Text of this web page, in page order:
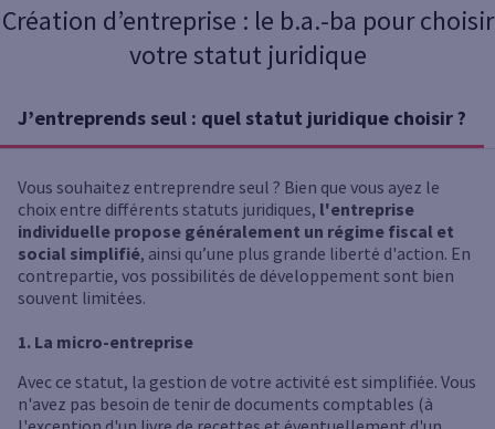
Création d’entreprise : le b.a.-ba pour choisir
votre statut juridique
J’entreprends seul : quel statut juridique choisir ?
Vous souhaitez entreprendre seul ? Bien que vous ayez le
choix entre différents statuts juridiques, l'entreprise
individuelle propose généralement un régime fiscal et
social simplifié, ainsi qu’une plus grande liberté d'action. En
contrepartie, vos possibilités de développement sont bien
souvent limitées.
1. La micro-entreprise
Avec ce statut, la gestion de votre activité est simplifiée. Vous
n'avez pas besoin de tenir de documents comptables (à